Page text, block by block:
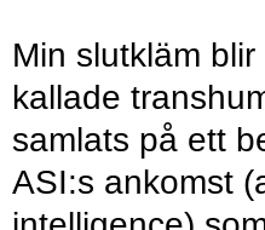
Min slutkläm
kallade
samlats på ett
ASI:s ankomst